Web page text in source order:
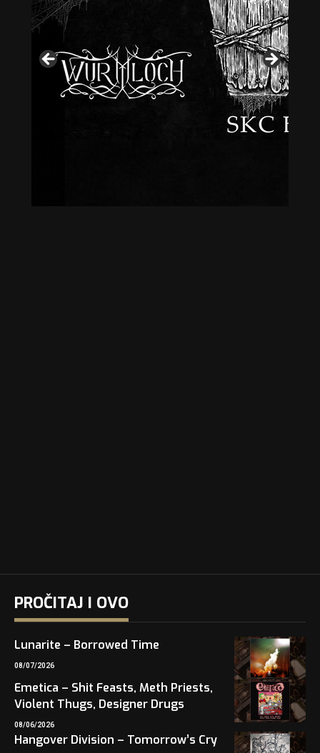
PROČITAJ I OVO
Lunarite – Borrowed Time
08/07/2026
Emetica – Shit Feasts, Meth Priests,
Violent Thugs, Designer Drugs
08/06/2026
Hangover Division – Tomorrow’s Cry